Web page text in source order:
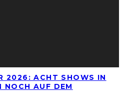
2026: ACHT SHOWS IN
NOCH AUF DEM